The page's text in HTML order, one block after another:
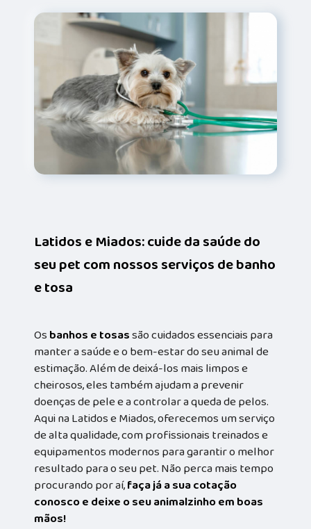
Latidos e Miados: cuide da saúde do
seu pet com nossos serviços de banho
e tosa
Osbanhos e tosassão cuidados essenciais para
manter a saúde e o bem-estar do seu animal de
estimação. Além de deixá-los mais limpos e
cheirosos, eles também ajudam a prevenir
doenças de pele e a controlar a queda de pelos.
Aqui na Latidos e Miados, oferecemos um serviço
de alta qualidade, com profissionais treinados e
equipamentos modernos para garantir o melhor
resultado para o seu pet. Não perca mais tempo
procurando por aí,faça já a sua cotação
conosco e deixe o seu animalzinho em boas
mãos!